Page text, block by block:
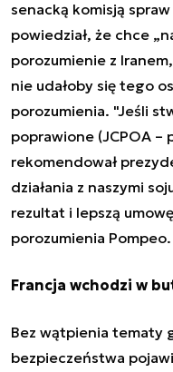
senacką komisją
powiedział, że chce
porozumienie z
nie udałoby się tego
porozumienia. "Jeśli
poprawione (JCPOA
rekomendował
działania z naszymi
rezultat i lepszą
porozumienia Pompeo.
Francja wchodzi w
Bez wątpienia tematy
bezpieczeństwa